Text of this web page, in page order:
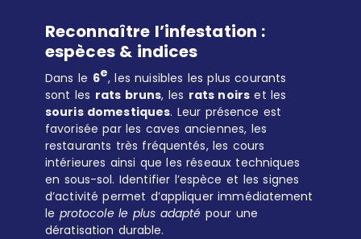
Reconnaître l’infestation :
espèces & indices
Dans le 6e, les nuisibles les plus courants
sont les rats bruns, les rats noirset les
souris domestiques. Leur présence est
favorisée par les caves anciennes, les
restaurants très fréquentés, les cours
intérieures ainsi que les réseaux techniques
en sous-sol. Identifier l’espèce et les signes
d’activité permet d’appliquer immédiatement
le protocole le plus adapté pour une
dératisation durable.